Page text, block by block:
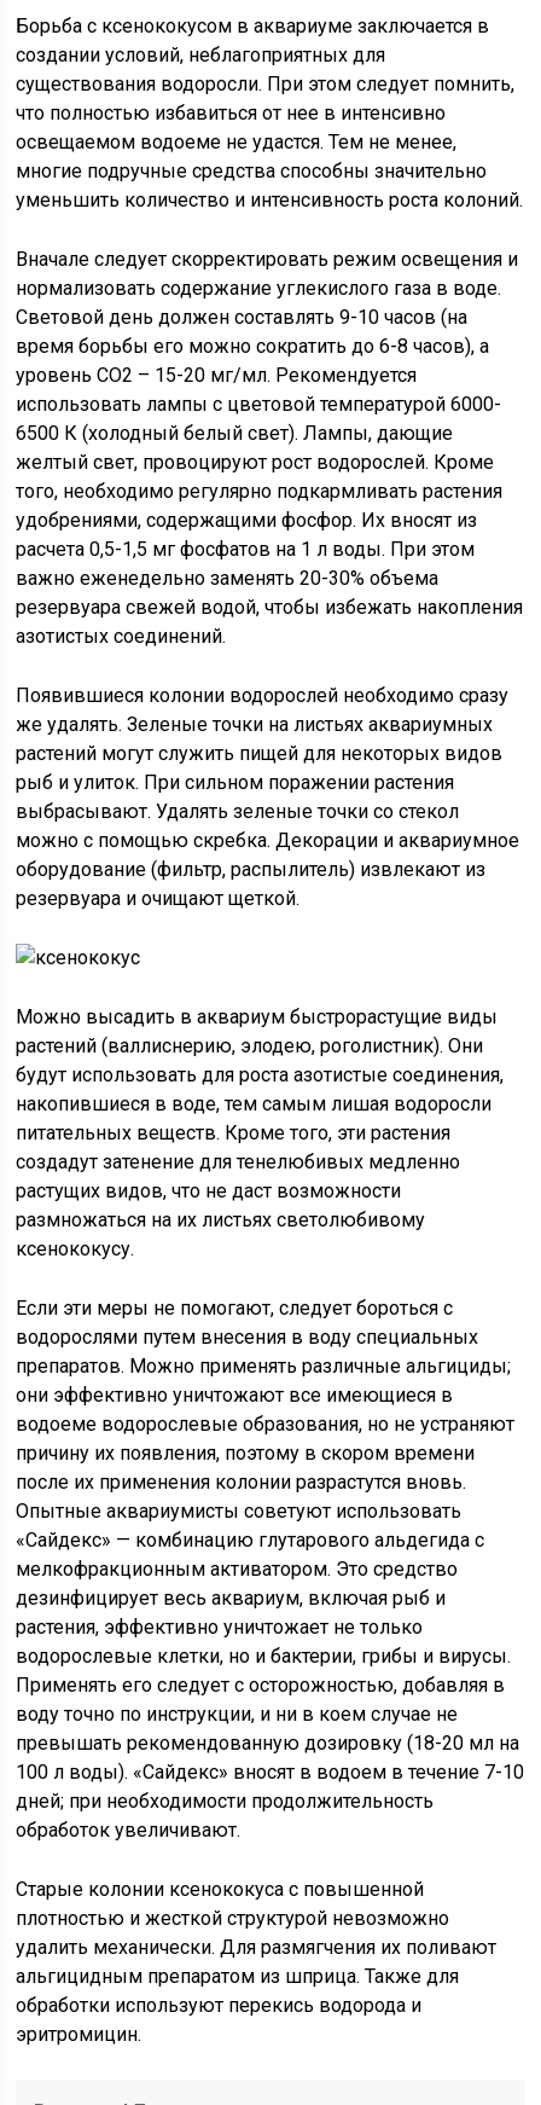
Борьба с ксенококусом в аквариуме заключается в
создании условий, неблагоприятных для
существования водоросли. При этом следует помнить,
что полностью избавиться от нее в интенсивно
освещаемом водоеме не удастся. Тем не менее,
многие подручные средства способны значительно
уменьшить количество и интенсивность роста колоний.
Вначале следует скорректировать режим освещения и
нормализовать содержание углекислого газа в воде.
Световой день должен составлять 9-10 часов (на
время борьбы его можно сократить до 6-8 часов), а
уровень СО2 – 15-20 мг/мл. Рекомендуется
использовать лампы с цветовой температурой 6000-
6500 К (холодный белый свет). Лампы, дающие
желтый свет, провоцируют рост водорослей. Кроме
того, необходимо регулярно подкармливать растения
удобрениями, содержащими фосфор. Их вносят из
расчета 0,5-1,5 мг фосфатов на 1 л воды. При этом
важно еженедельно заменять 20-30% объема
резервуара свежей водой, чтобы избежать накопления
азотистых соединений.
Появившиеся колонии водорослей необходимо сразу
же удалять. Зеленые точки на листьях аквариумных
растений могут служить пищей для некоторых видов
рыб и улиток. При сильном поражении растения
выбрасывают. Удалять зеленые точки со стекол
можно с помощью скребка. Декорации и аквариумное
оборудование (фильтр, распылитель) извлекают из
резервуара и очищают щеткой.
Можно высадить в аквариум быстрорастущие виды
растений (валлиснерию, элодею, роголистник). Они
будут использовать для роста азотистые соединения,
накопившиеся в воде, тем самым лишая водоросли
питательных веществ. Кроме того, эти растения
создадут затенение для тенелюбивых медленно
растущих видов, что не даст возможности
размножаться на их листьях светолюбивому
ксенококусу.
Если эти меры не помогают, следует бороться с
водорослями путем внесения в воду специальных
препаратов. Можно применять различные альгициды;
они эффективно уничтожают все имеющиеся в
водоеме водорослевые образования, но не устраняют
причину их появления, поэтому в скором времени
после их применения колонии разрастутся вновь.
Опытные аквариумисты советуют использовать
«Сайдекс» — комбинацию глутарового альдегида с
мелкофракционным активатором. Это средство
дезинфицирует весь аквариум, включая рыб и
растения, эффективно уничтожает не только
водорослевые клетки, но и бактерии, грибы и вирусы.
Применять его следует с осторожностью, добавляя в
воду точно по инструкции, и ни в коем случае не
превышать рекомендованную дозировку (18-20 мл на
100 л воды). «Сайдекс» вносят в водоем в течение 7-10
дней; при необходимости продолжительность
обработок увеличивают.
Старые колонии ксенококуса с повышенной
плотностью и жесткой структурой невозможно
удалить механически. Для размягчения их поливают
альгицидным препаратом из шприца. Также для
обработки используют перекись водорода и
эритромицин.